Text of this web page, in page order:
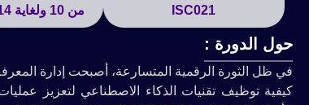
ISC021
من 10 ولغاية 14 مايو 2026
حول الدورة :
في ظل الثورة الرقمية المتسارعة، أصبحت إدارة
كيفية توظيف تقنيات الذكاء الاصطناعي لتعزيز